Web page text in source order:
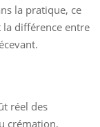
la pratique, ce
différence entre
réel des
crémation,